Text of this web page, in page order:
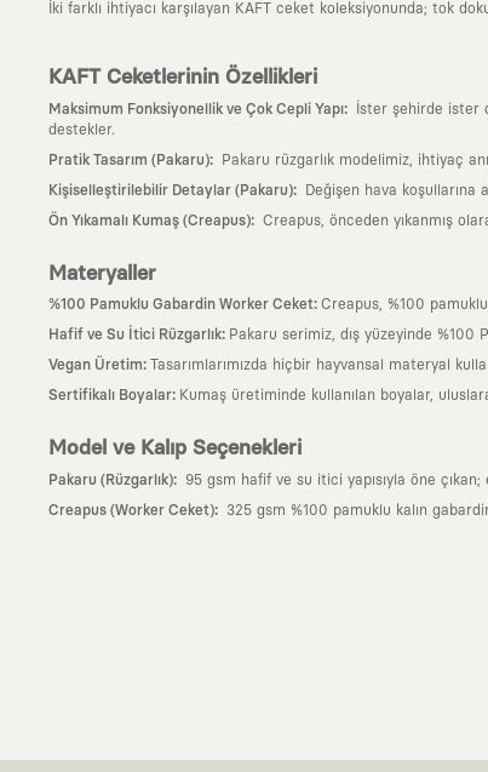
İki farklı ihtiyacı karşılayan KAFT ceket koleksiyonunda; tok
KAFT Ceketlerinin Özellikleri
Maksimum Fonksiyonellik ve Çok Cepli Yapı:
İster şehirde ister
destekler.
Pratik Tasarım (Pakaru): Pakaru rüzgarlık modelimiz, ihtiyaç
Kişiselleştirilebilir Detaylar (Pakaru): Değişen hava koşullarına
Ön Yıkamalı Kumaş (Creapus): Creapus, önceden yıkanmış
Materyaller
%100 Pamuklu Gabardin Worker Ceket: Creapus, %100
Hafif ve Su İtici Rüzgarlık: Pakaru serimiz, dış yüzeyinde
Vegan Üretim: Tasarımlarımızda hiçbir hayvansal materyal
Sertifikalı Boyalar: Kumaş üretiminde kullanılan boyalar,
Model ve Kalıp Seçenekleri
Pakaru (Rüzgarlık): 95 gsm hafif ve su itici yapısıyla öne
Creapus (Worker Ceket): 325 gsm %100 pamuklu kalın